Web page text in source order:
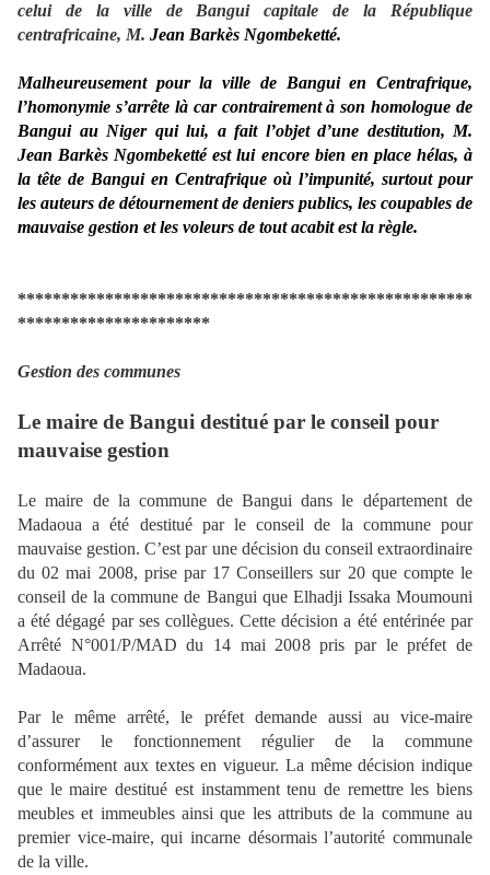
celui de la ville de Bangui capitale de la République
centrafricaine, M. Jean Barkès Ngombeketté.
Malheureusement pour la ville de Bangui en Centrafrique,
l’homonymie s’arrête là car contrairement à son homologue de
Bangui au Niger qui lui, a fait l’objet d’une destitution, M.
Jean Barkès Ngombeketté est lui encore bien en place hélas, à
la tête de Bangui en Centrafrique où l’impunité, surtout pour
les auteurs de détournement de deniers publics, les coupables de
mauvaise gestion et les voleurs de tout acabit est la règle.
****************************************************
**********************
Gestion des communes
Le maire de Bangui destitué par le conseil pour
mauvaise gestion
Le maire de la commune de Bangui dans le département de
Madaoua a été destitué par le conseil de la commune pour
mauvaise gestion. C’est par une décision du conseil extraordinaire
du 02 mai 2008, prise par 17 Conseillers sur 20 que compte le
conseil de la commune de Bangui que Elhadji Issaka Moumouni
a été dégagé par ses collègues. Cette décision a été entérinée par
Arrêté N°001/P/MAD du 14 mai 2008 pris par le préfet de
Madaoua.
Par le même arrêté, le préfet demande aussi au vice-maire
d’assurer le fonctionnement régulier de la commune
conformément aux textes en vigueur. La même décision indique
que le maire destitué est instamment tenu de remettre les biens
meubles et immeubles ainsi que les attributs de la commune au
premier vice-maire, qui incarne désormais l’autorité communale
de la ville.